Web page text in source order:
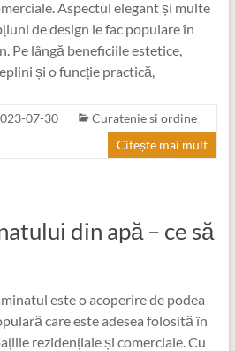
Aspectul elegant și multe
de design le fac populare în
Pe lângă beneficiile estetice,
și o funcție practică,
07-30
Curatenie si ordine
Citește mai mult
din apă – ce să
este o acoperire de podea
care este adesea folosită în
rezidențiale și comerciale. Cu